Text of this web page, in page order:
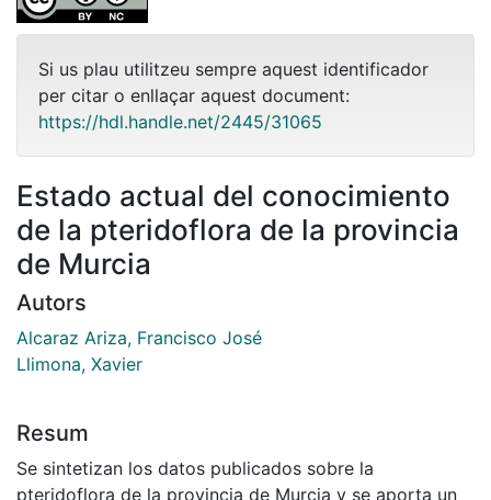
Si us plau utilitzeu sempre aquest identificador
per citar o enllaçar aquest document:
https://hdl.handle.net/2445/31065
Estado actual del conocimiento
de la pteridoflora de la provincia
de Murcia
Autors
Alcaraz Ariza, Francisco José
Llimona, Xavier
Resum
Se sintetizan los datos publicados sobre la
pteridoflora de la provincia de Murcia y se aporta un